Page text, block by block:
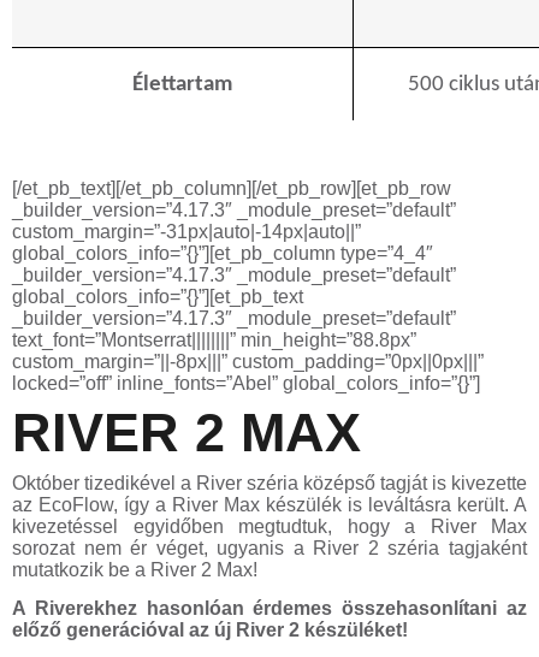
Élettartam 500 ciklus
[/et_pb_text][/et_pb_column][/et_pb_row][et_pb_row
_builder_version=”4.17.3″ _module_preset=”default”
custom_margin=”-31px|auto|-14px|auto||”
global_colors_info=”{}”][et_pb_column type=”4_4″
_builder_version=”4.17.3″ _module_preset=”default”
global_colors_info=”{}”][et_pb_text
_builder_version=”4.17.3″ _module_preset=”default”
text_font=”Montserrat||||||||” min_height=”88.8px”
custom_margin=”||-8px|||” custom_padding=”0px||0px|||”
locked=”off” inline_fonts=”Abel” global_colors_info=”{}”]
RIVER 2 MAX
Október tizedikével a River széria középső tagját is kivezette
az EcoFlow, így a River Max készülék is leváltásra került. A
kivezetéssel egyidőben megtudtuk, hogy a River Max
sorozat nem ér véget, ugyanis a River 2 széria tagjaként
mutatkozik be a River 2 Max!
A Riverekhez hasonlóan érdemes összehasonlítani az
előző generációval az új River 2 készüléket!